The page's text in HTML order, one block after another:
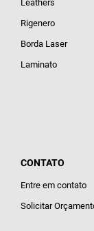
Leathers
Rigenero
Borda Laser
Laminato
CONTATO
Entre em contato
Solicitar